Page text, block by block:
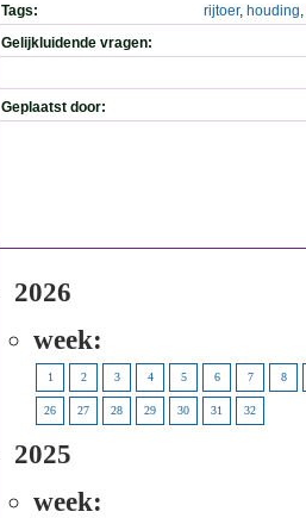
Tags:
rijtoer, houding,
Gelijkluidende vragen:
Geplaatst door:
2026
week:
1 2 3 4 5 6 7 8
26 27 28 29 30 31 32
2025
week: